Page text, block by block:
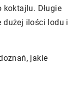
Długie
dużej ilości lodu i
jakie